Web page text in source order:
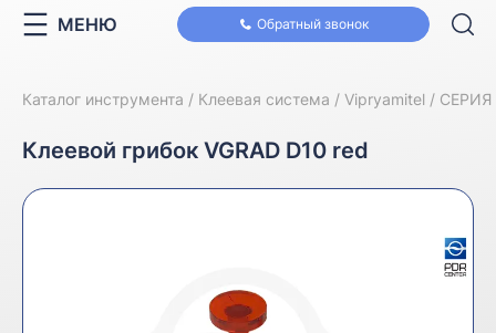
Обратный звонок
МЕНЮ
Каталог инструмента Клеевая система Vipryamitel СЕРИЯ
Клеевой грибок VGRAD D10 red